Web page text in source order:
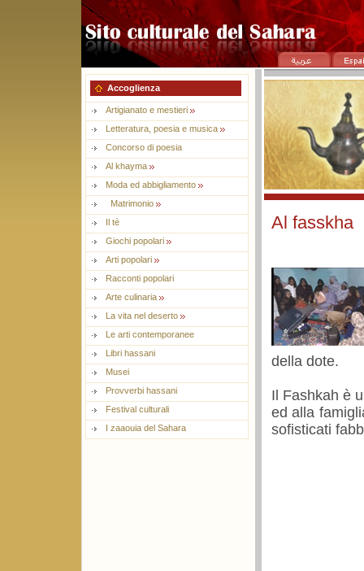
Accoglienza
Artigianato e mestieri
Letteratura, poesia e musica
Concorso di poesia
Al khayma
Moda ed abbigliamento
Matrimonio
Il tè
Giochi popolari
Arti popolari
Racconti popolari
Arte culinaria
La vita nel deserto
Le arti contemporanee
Libri hassani
Musei
Provverbi hassani
Festival culturali
I zaaouia del Sahara
Al fasskha
della dote.
Il Fashkah è
ed alla
sofisticati